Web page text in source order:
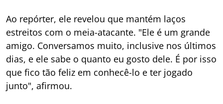
Ao repórter, ele revelou que mantém laços
estreitos com o meia-atacante. "Ele é um grande
amigo. Conversamos muito, inclusive nos últimos
dias, e ele sabe o quanto eu gosto dele. É por isso
que fico tão feliz em conhecê-lo e ter jogado
junto", afirmou.